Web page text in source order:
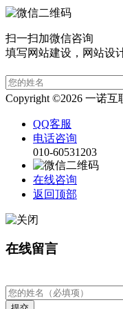
扫一扫加微信咨询
填写网站建设，网站设
Copyright ©2026 一诺互
QQ客服
电话咨询
010-60531203
在线咨询
返回顶部
在线留言